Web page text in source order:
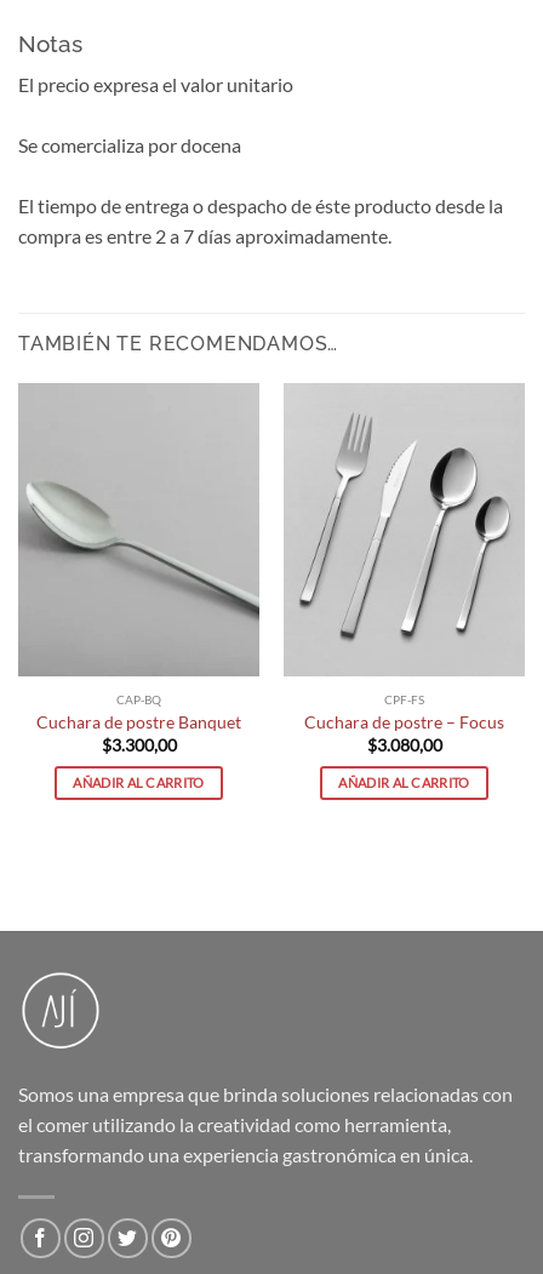
Notas
El precio expresa el valor unitario
Se comercializa por docena
El tiempo de entrega o despacho de éste producto desde la
compra es entre 2 a 7 días aproximadamente.
TAMBIÉN TE RECOMENDAMOS…
CAP-BQ
Cuchara de postre Banquet
$3.300,00
AÑADIR AL CARRITO
CPF-FS
Cuchara de postre – Focus
$3.080,00
AÑADIR AL CARRITO
Somos una empresa que brinda soluciones relacionadas con
el comer utilizando la creatividad como herramienta,
transformando una experiencia gastronómica en única.